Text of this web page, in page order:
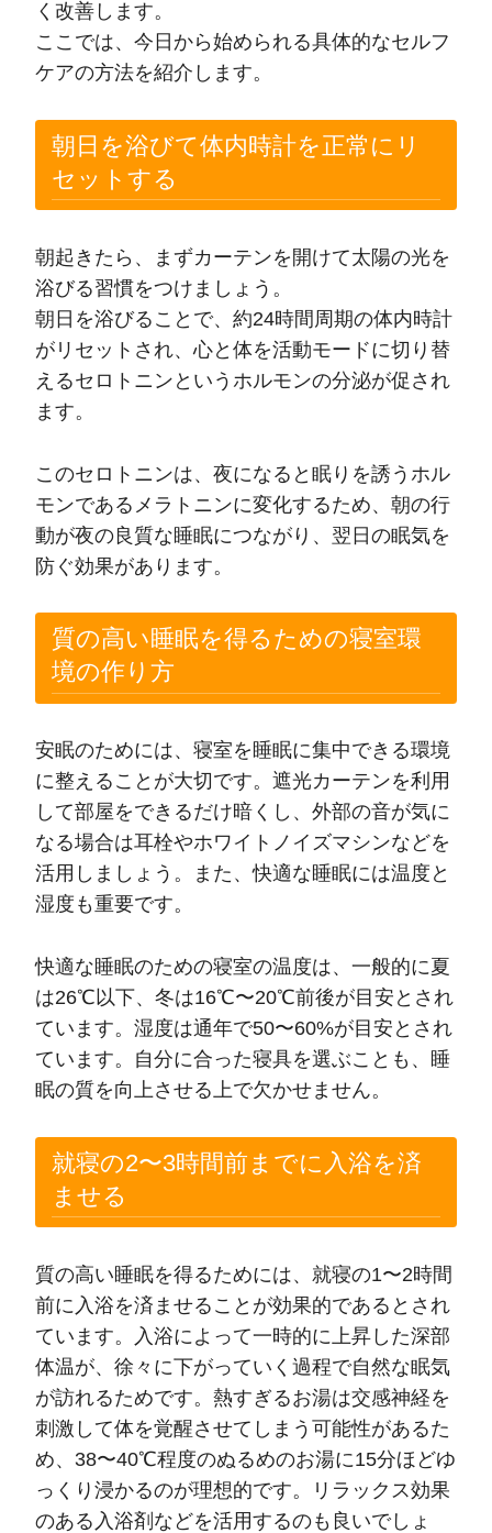
く改善します。
ここでは、今日から始められる具体的なセルフ
ケアの方法を紹介します。
朝日を浴びて体内時計を正常にリ
セットする
朝起きたら、まずカーテンを開けて太陽の光を
浴びる習慣をつけましょう。
朝日を浴びることで、約24時間周期の体内時計
がリセットされ、心と体を活動モードに切り替
えるセロトニンというホルモンの分泌が促され
ます。
このセロトニンは、夜になると眠りを誘うホル
モンであるメラトニンに変化するため、朝の行
動が夜の良質な睡眠につながり、翌日の眠気を
防ぐ効果があります。
質の高い睡眠を得るための寝室環
境の作り方
安眠のためには、寝室を睡眠に集中できる環境
に整えることが大切です。遮光カーテンを利用
して部屋をできるだけ暗くし、外部の音が気に
なる場合は耳栓やホワイトノイズマシンなどを
活用しましょう。また、快適な睡眠には温度と
湿度も重要です。
快適な睡眠のための寝室の温度は、一般的に夏
は26℃以下、冬は16℃〜20℃前後が目安とされ
ています。湿度は通年で50〜60%が目安とされ
ています。自分に合った寝具を選ぶことも、睡
眠の質を向上させる上で欠かせません。
就寝の2〜3時間前までに入浴を済
ませる
質の高い睡眠を得るためには、就寝の1〜2時間
前に入浴を済ませることが効果的であるとされ
ています。入浴によって一時的に上昇した深部
体温が、徐々に下がっていく過程で自然な眠気
が訪れるためです。熱すぎるお湯は交感神経を
刺激して体を覚醒させてしまう可能性があるた
め、38〜40℃程度のぬるめのお湯に15分ほどゆ
っくり浸かるのが理想的です。リラックス効果
のある入浴剤などを活用するのも良いでしょ